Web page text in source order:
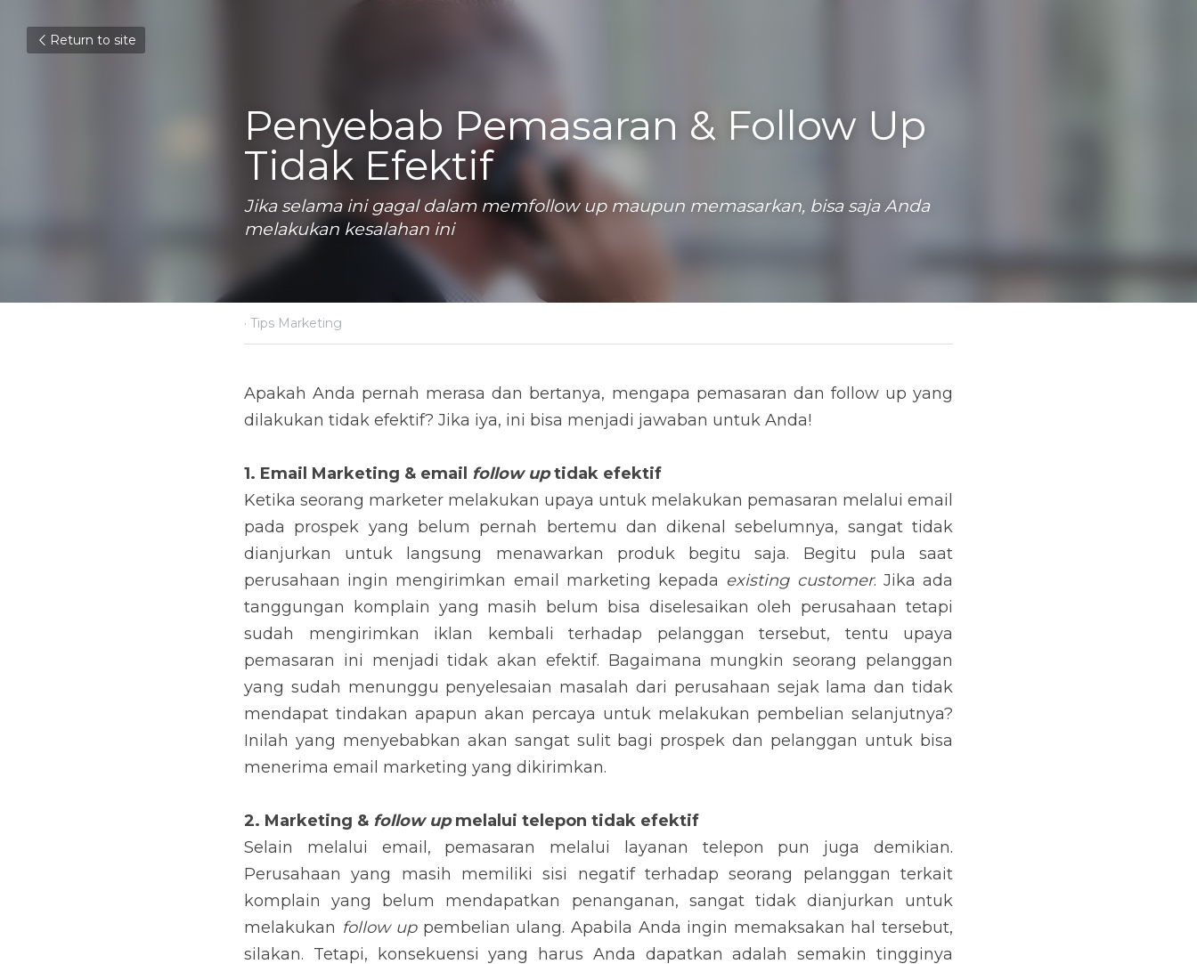
Return to site
Penyebab Pemasaran & Follow Up
Tidak Efektif
Jika selama ini gagal dalam memfollow up maupun memasarkan, bisa saja Anda
melakukan kesalahan ini
April 10, 2019·Tips Marketing
Apakah Anda pernah merasa dan bertanya, mengapa pemasaran dan follow up yang dilakukan
tidak efektif? Jika iya, ini bisa menjadi jawaban untuk Anda!
1. Email Marketing & email follow up tidak efektif
Ketika seorang marketer melakukan upaya untuk melakukan pemasaran melalui email pada
prospek yang belum pernah bertemu dan dikenal sebelumnya, sangat tidak dianjurkan untuk
langsung menawarkan produk begitu saja. Begitu pula saat perusahaan ingin mengirimkan email
marketing kepada existing customer. Jika ada tanggungan komplain yang masih belum bisa
diselesaikan oleh perusahaan tetapi sudah mengirimkan iklan kembali terhadap pelanggan
tersebut, tentu upaya pemasaran ini menjadi tidak akan efektif. Bagaimana mungkin seorang
pelanggan yang sudah menunggu penyelesaian masalah dari perusahaan sejak lama dan tidak
mendapat tindakan apapun akan percaya untuk melakukan pembelian selanjutnya? Inilah yang
menyebabkan akan sangat sulit bagi prospek dan pelanggan untuk bisa menerima email marketing
yang dikirimkan.
Selain melalui email, pemasaran melalui layanan telepon pun juga demikian. Perusahaan yang
masih memiliki sisi negatif terhadap seorang pelanggan terkait komplain yang belum mendapatkan
penanganan, sangat tidak dianjurkan untuk melakukan follow up pembelian ulang. Apabila Anda
ingin memaksakan hal tersebut, silakan. Tetapi, konsekuensi yang harus Anda dapatkan adalah
semakin tingginya emosi pelanggan dan menjadi kesempatan besar bagi pelanggan untuk
meluapkan segala emosinya. Potensi terbesar adalah pelanggan dapat meminta perusahaan untuk